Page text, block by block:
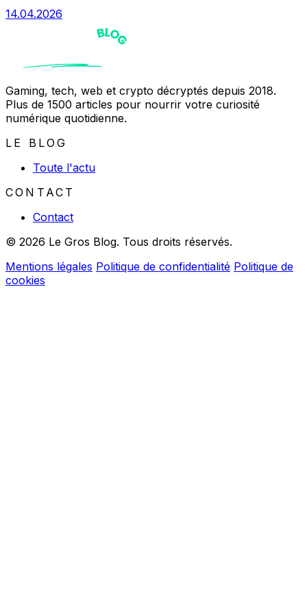
14.04.2026
Gaming, tech, web et crypto décryptés depuis 2018.
Plus de 1500 articles pour nourrir votre curiosité
numérique quotidienne.
LE BLOG
Toute l'actu
CONTACT
Contact
© 2026 Le Gros Blog. Tous droits réservés.
Mentions légales Politique de confidentialité Politique de
cookies